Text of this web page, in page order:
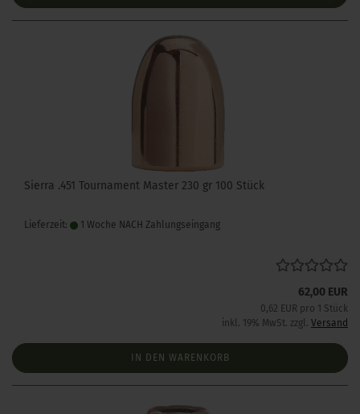
Sierra .451 Tournament Master 230 gr 100 Stück
Lieferzeit: 1 Woche NACH Zahlungseingang
62,00 EUR
0,62 EUR pro 1 Stück
inkl. 19% MwSt. zzgl. Versand
IN DEN WARENKORB